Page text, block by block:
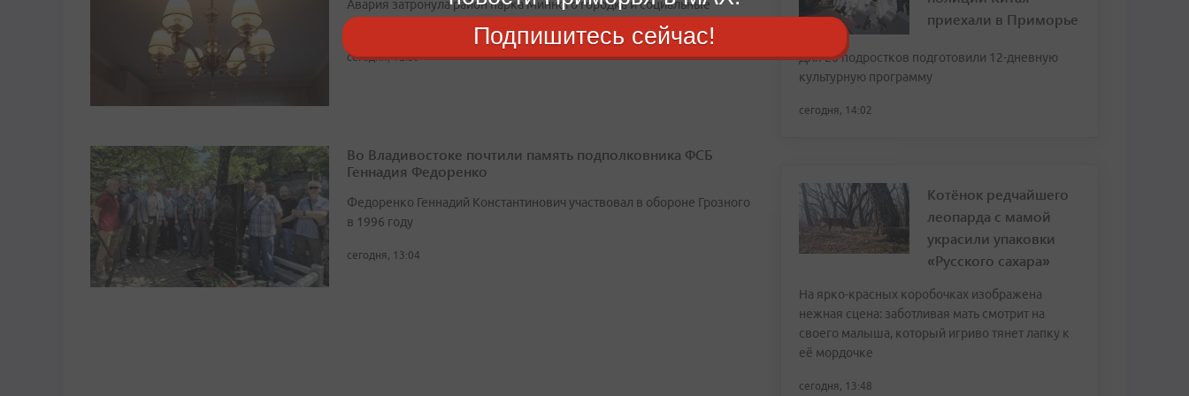
Авария затронула район парка Минного городка и социальные
объекты
сегодня, 12:39
Во Владивостоке почтили память подполковника ФСБ
Геннадия Федоренко
Федоренко Геннадий Константинович участвовал в обороне Грозного
в 1996 году
сегодня, 13:04
приехали в Приморье
Для 20 подростков подготовили 12-дневную
культурную программу
сегодня, 14:02
Котёнок редчайшего
леопарда с мамой
украсили упаковки
«Русского сахара»
На ярко-красных коробочках изображена
нежная сцена: заботливая мать смотрит на
своего малыша, который игриво тянет лапку к
её мордочке
сегодня, 13:48
Подпишитесь сейчас!